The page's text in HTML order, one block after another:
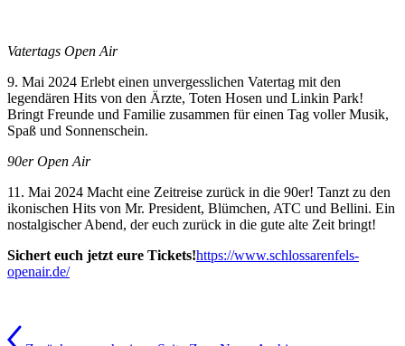
Vatertags Open Air
9. Mai 2024 Erlebt einen unvergesslichen Vatertag mit den
legendären Hits von den Ärzte, Toten Hosen und Linkin Park!
Bringt Freunde und Familie zusammen für einen Tag voller Musik,
Spaß und Sonnenschein.
90er Open Air
11. Mai 2024 Macht eine Zeitreise zurück in die 90er! Tanzt zu den
ikonischen Hits von Mr. President, Blümchen, ATC und Bellini. Ein
nostalgischer Abend, der euch zurück in die gute alte Zeit bringt!
Sichert euch jetzt eure Tickets!https://www.schlossarenfels-
openair.de/